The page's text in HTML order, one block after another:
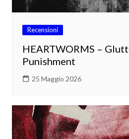
Recensioni
HEARTWORMS –
Punishment
25 Maggio 2026